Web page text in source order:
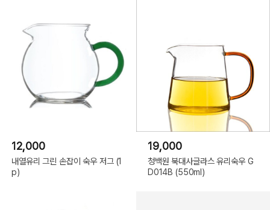
12,000
내열유리 그린 손잡이 숙우 저그 (1
p)
19,000
청백원 북대사글라스 유리숙우 G
D014B (550ml)